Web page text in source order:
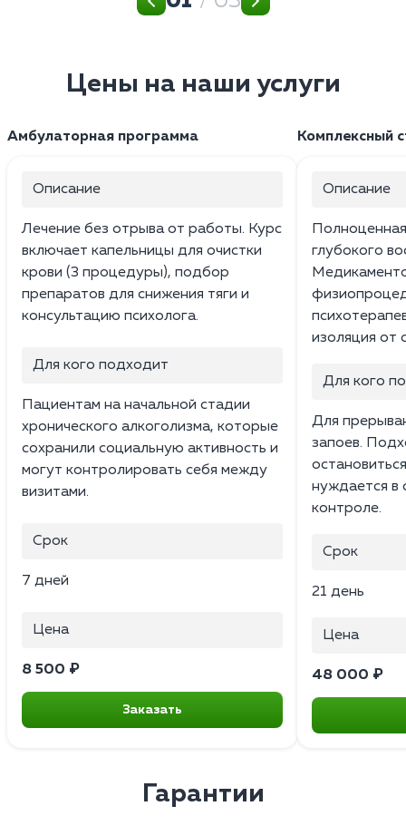
Цены на наши услуги
Амбулаторная программа
Описание
Лечение без отрыва от работы. Курс
включает капельницы для очистки
крови (3 процедуры), подбор
препаратов для снижения тяги и
консультацию психолога.
Для кого подходит
Пациентам на начальной стадии
хронического алкоголизма, которые
сохранили социальную активность и
могут контролировать себя между
визитами.
Срок
7 дней
Цена
8 500 ₽
Заказать
Комплексный
Описание
глубокого
изоляция от
Для кого
Для
запоев.
нуждается в
контроле.
Срок
21 день
Цена
48 000 ₽
Гарантии